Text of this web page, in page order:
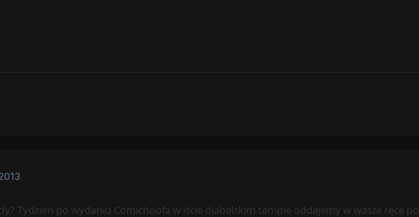
Tydzień po wydaniu Comichoofa w iście diabelskim tempie oddajemy w wasze ręce